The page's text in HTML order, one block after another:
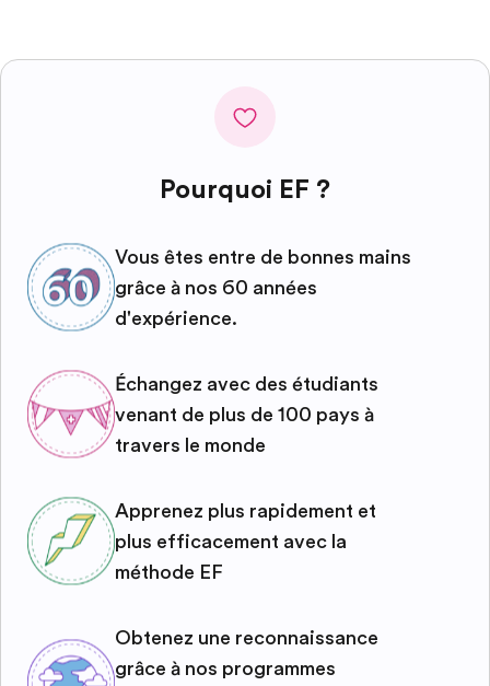
Pourquoi EF ?
Vous êtes entre de bonnes mains
grâce à nos 60 années
d'expérience.
Échangez avec des étudiants
venant de plus de 100 pays à
travers le monde
Apprenez plus rapidement et
plus efficacement avec la
méthode EF
Obtenez une reconnaissance
grâce à nos programmes